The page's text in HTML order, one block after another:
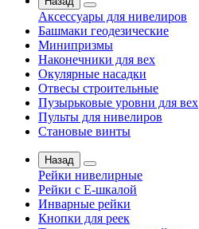
Аксессуары для нивелиров
Башмаки геодезические
Минипризмы
Наконечники для вех
Окулярные насадки
Отвесы строительные
Пузырьковые уровни для вех
Пульты для нивелиров
Становые винты
Назад
Рейки нивелирные
Рейки с Е-шкалой
Инварные рейки
Кнопки для реек